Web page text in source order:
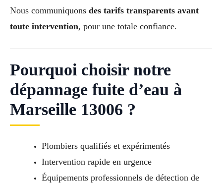
Nous communiquons des tarifs transparents avant
toute intervention, pour une totale confiance.
Pourquoi choisir notre
dépannage fuite d’eau à
Marseille 13006 ?
Plombiers qualifiés et expérimentés
Intervention rapide en urgence
Équipements professionnels de détection de